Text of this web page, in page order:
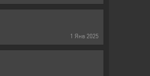
1 Янв 2025